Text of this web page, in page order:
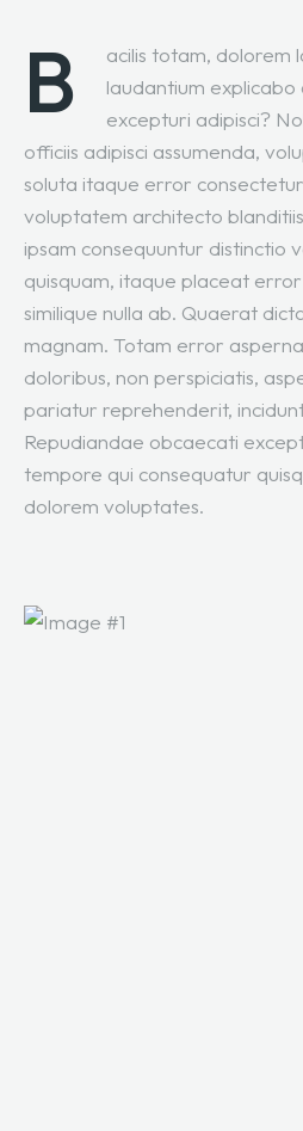
B
acilis totam, dolorem
laudantium
excepturi adipisci?
officiis adipisci assumenda,
soluta itaque error
voluptatem architecto
ipsam consequuntur distinctio
quisquam, itaque placeat
similique nulla ab. Quaerat
magnam. Totam error
doloribus, non perspiciatis,
pariatur reprehenderit,
Repudiandae obcaecati
tempore qui consequatur
dolorem voluptates.